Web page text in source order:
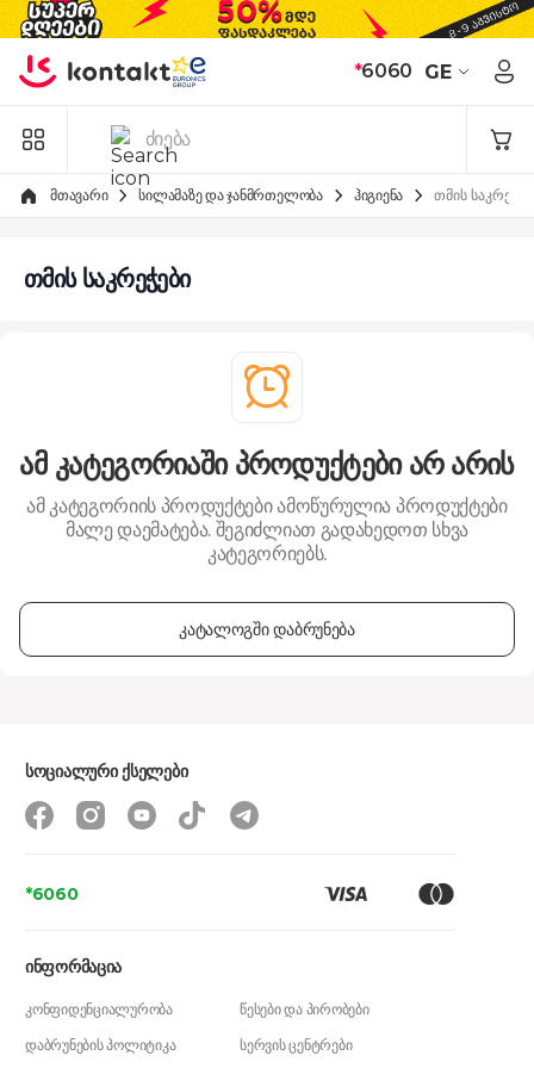
Skip to Content
*6060 GE
მთავარი სილამაზე და ჯანმრთელობა ჰიგიენა თმის
თმის საკრეჭები
ამ კატეგორიაში პროდუქტები არ არის
ამ კატეგორიის პროდუქტები ამოწურულია პროდუქტები
მალე დაემატება. შეგიძლიათ გადახედოთ სხვა
კატეგორიებს.
კატალოგში დაბრუნება
*6060
ინფორმაცია
კონფიდენციალურობა
წესები და პირობები
დაბრუნების პოლიტიკა
სერვის ცენტრები
სოციალური ქსელები